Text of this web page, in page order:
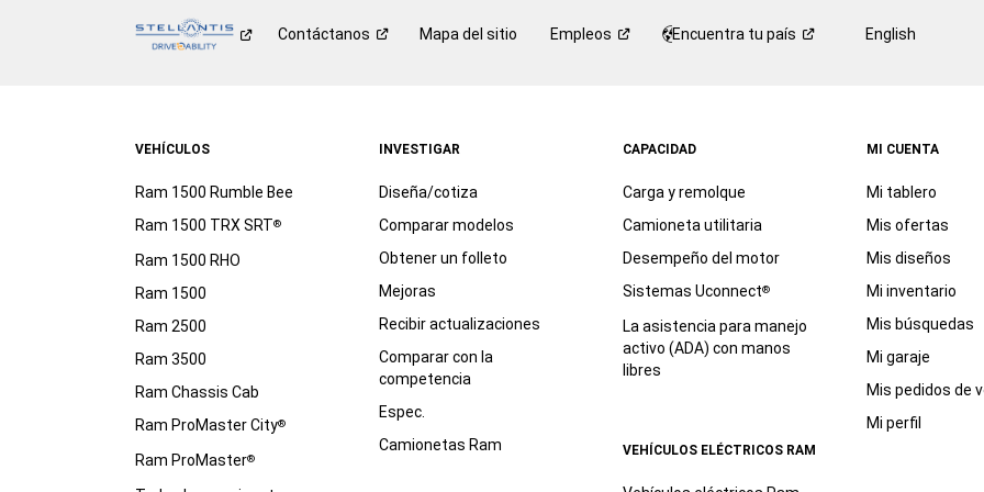
Contáctanos Mapa del sitio Empleos Encuentra tu país English
VEHÍCULOS
Ram 1500 Rumble Bee
Ram 1500 TRX SRT®
Ram 1500 RHO
Ram 1500
Ram 2500
Ram 3500
Ram Chassis Cab
Ram ProMaster City®
Ram ProMaster®
INVESTIGAR
Diseña/cotiza
Comparar modelos
Obtener un folleto
Mejoras
Recibir actualizaciones
Comparar con la
competencia
Espec.
Camionetas Ram
CAPACIDAD
Carga y remolque
Camioneta utilitaria
Desempeño del motor
Sistemas Uconnect®
La asistencia para manejo
activo (ADA) con manos
libres
VEHÍCULOS ELÉCTRICOS RAM
MI CUENTA
Mi tablero
Mis ofertas
Mis diseños
Mi inventario
Mis búsquedas
Mi garaje
Mis pedidos de
Mi perfil